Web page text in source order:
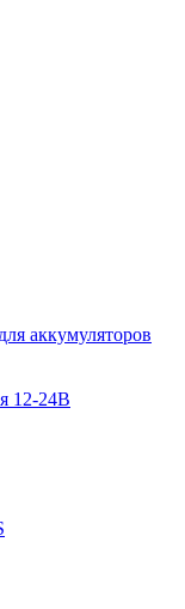
аккумуляторов
12-24В